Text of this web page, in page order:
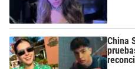
China